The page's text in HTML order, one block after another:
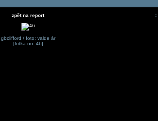
zpět na report ::
gbclifford / foto: valde ár
[fotka no. 46]